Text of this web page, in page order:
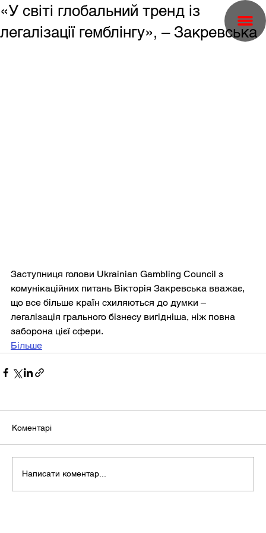
«У світі глобальний тренд із
легалізації гемблінгу», – Закревська
Заступниця голови Ukrainian Gambling Council з
комунікаційних питань Вікторія Закревська вважає,
що все більше країн схиляються до думки –
легалізація грального бізнесу вигідніша, ніж повна
заборона цієї сфери.
Більше
Коментарі
Написати коментар...